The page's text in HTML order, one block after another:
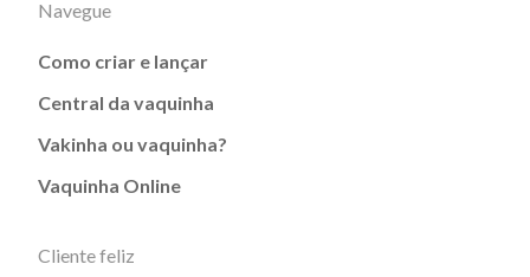
Navegue
Como criar e lançar
Central da vaquinha
Vakinha ou vaquinha?
Vaquinha Online
Cliente feliz